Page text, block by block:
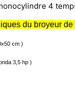
4
du broyeur
cm )
3,5 hp )